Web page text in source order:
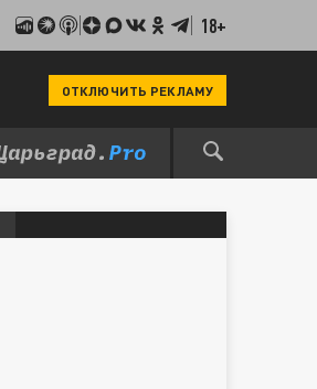
18+
ОТКЛЮЧИТЬ РЕКЛАМУ